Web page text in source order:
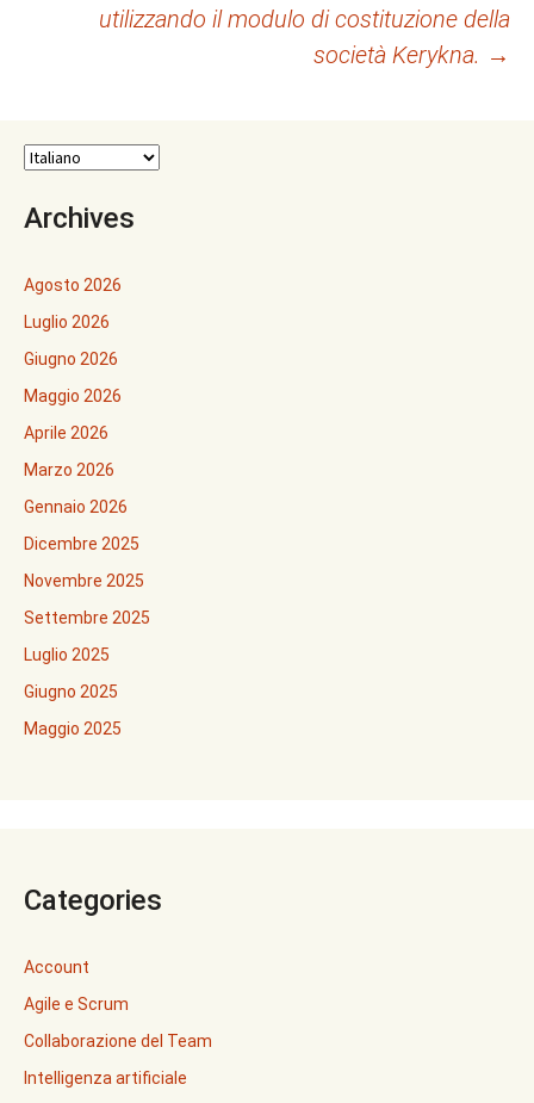
utilizzando il modulo di costituzione della
società Kerykna. →
Archives
Agosto 2026
Luglio 2026
Giugno 2026
Maggio 2026
Aprile 2026
Marzo 2026
Gennaio 2026
Dicembre 2025
Novembre 2025
Settembre 2025
Luglio 2025
Giugno 2025
Maggio 2025
Categories
Account
Agile e Scrum
Collaborazione del Team
Intelligenza artificiale